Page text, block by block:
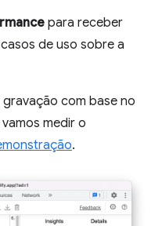
para receber
de uso sobre a
gravação com base no
medir o
.